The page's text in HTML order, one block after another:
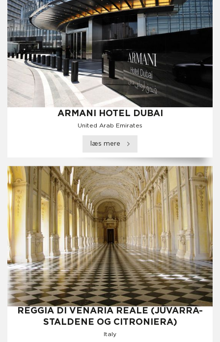
ARMANI HOTEL DUBAI
United Arab Emirates
læs mere
REGGIA DI VENARIA REALE (JUVARRA-
STALDENE OG CITRONIERA)
Italy